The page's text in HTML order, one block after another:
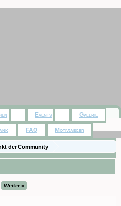
der Community
Weiter >
Events Galerie
FAQ Motivjaeger